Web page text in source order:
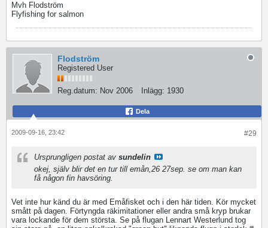
Mvh Flodström
Flyfishing for salmon
Flodström
Registered User
Reg.datum: Nov 2006 Inlägg: 1930
Dela
#29
2009-09-16, 23:42
Ursprungligen postat av sundelin
okej, själv blir det en tur till emån,26 27sep. se om man kan
få någon fin havsöring.
Vet inte hur känd du är med Emåfisket och i den här tiden. Kör mycket
smått på dagen. Förtyngda räkimitationer eller andra små kryp brukar
vara lockande för dem största. Se på flugan Lennart Westerlund tog